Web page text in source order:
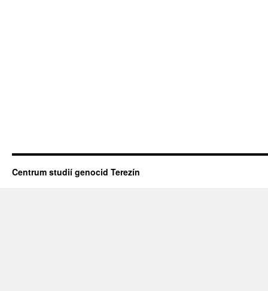
Centrum studií genocid Terezín